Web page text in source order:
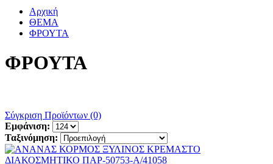
Αρχική
ΘΕΜΑ
ΦΡΟΥΤΑ
ΦΡΟΥΤΑ
Σύγκριση Προϊόντων (0)
Εμφάνιση:
Ταξινόμηση: